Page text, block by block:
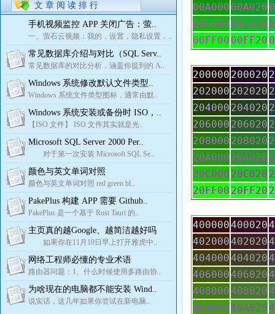
文 章 阅 读 排 行
手机视频监控 APP 关闭广告：萤..
一、萤石云视频：我的，设置，隐私设置，..
常见数据库介绍与对比（SQL Serv..
常见数据库的对比分析，涵盖你提到的 A..
Windows 系统修改默认文件类型..
Windows 系统文件类型图标，通常由默..
Windows 系统安装或备份时 ISO，..
【ISO 文件】 ISO 文件其实就是光..
Microsoft SQL Server 2000 Per..
对于第一次安装 Microsoft SQL Se..
颜色与英文单词对照
颜色与英文单词对照 red green bl..
PakePlus 构建 APP 需要 Github..
PakePlus 是一个基于 Rust Tauri 的..
主页真的越Google、越简洁越好吗
如果你在11月10日早上打开雅虎中..
网络工程师必懂的专业术语
路由器问题：1、什么时候使用多路由协..
为啥现在的电脑都不能安装 Wind..
说实话，这几年如果你尝试在新电脑..
00A000 00A020
00C000 00C020
00FF00 00FF20
200000 200020
202000 202020
204000 204020
206000 206020
208000 208020
20A000 20A020
20C000 20C020
20FF00 20FF20
400000400020
402000402020
404000404020
406000406020
408000408020
40A00040A020